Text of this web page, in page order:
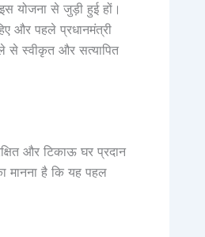
योजना से जुड़ी हुई हों।
और पहले प्रधानमंत्री
से स्वीकृत और सत्यापित
और टिकाऊ घर प्रदान
मानना है कि यह पहल